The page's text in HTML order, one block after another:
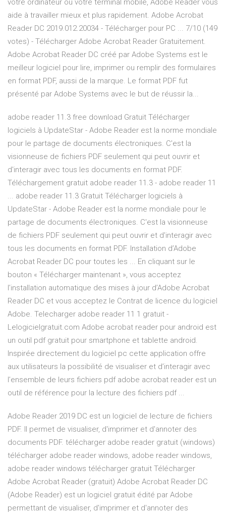
votre ordinateur ou votre terminal mobile, Adobe Reader vous
aide à travailler mieux et plus rapidement. Adobe Acrobat
Reader DC 2019.012.20034 - Télécharger pour PC ... 7/10 (149
votes) - Télécharger Adobe Acrobat Reader Gratuitement.
Adobe Acrobat Reader DC créé par Adobe Systems est le
meilleur logiciel pour lire, imprimer ou remplir des formulaires
en format PDF, aussi de la marque. Le format PDF fut
présenté par Adobe Systems avec le but de réussir la...
adobe reader 11.3 free download Gratuit Télécharger
logiciels à UpdateStar - Adobe Reader est la norme mondiale
pour le partage de documents électroniques. C'est la
visionneuse de fichiers PDF seulement qui peut ouvrir et
d'interagir avec tous les documents en format PDF.
Téléchargement gratuit adobe reader 11.3 - adobe reader 11
... adobe reader 11.3 Gratuit Télécharger logiciels à
UpdateStar - Adobe Reader est la norme mondiale pour le
partage de documents électroniques. C'est la visionneuse
de fichiers PDF seulement qui peut ouvrir et d'interagir avec
tous les documents en format PDF. Installation d’Adobe
Acrobat Reader DC pour toutes les ... En cliquant sur le
bouton « Télécharger maintenant », vous acceptez
l’installation automatique des mises à jour d’Adobe Acrobat
Reader DC et vous acceptez le Contrat de licence du logiciel
Adobe. Telecharger adobe reader 11 1 gratuit -
Lelogicielgratuit.com Adobe acrobat reader pour android est
un outil pdf gratuit pour smartphone et tablette android.
Inspirée directement du logiciel pc cette application offre
aux utilisateurs la possibilité de visualiser et d’interagir avec
l’ensemble de leurs fichiers pdf adobe acrobat reader est un
outil de référence pour la lecture des fichiers pdf ...
Adobe Reader 2019 DC est un logiciel de lecture de fichiers
PDF. Il permet de visualiser, d'imprimer et d'annoter des
documents PDF. télécharger adobe reader gratuit (windows)
télécharger adobe reader windows, adobe reader windows,
adobe reader windows télécharger gratuit Télécharger
Adobe Acrobat Reader (gratuit) Adobe Acrobat Reader DC
(Adobe Reader) est un logiciel gratuit édité par Adobe
permettant de visualiser, d'imprimer et d'annoter des